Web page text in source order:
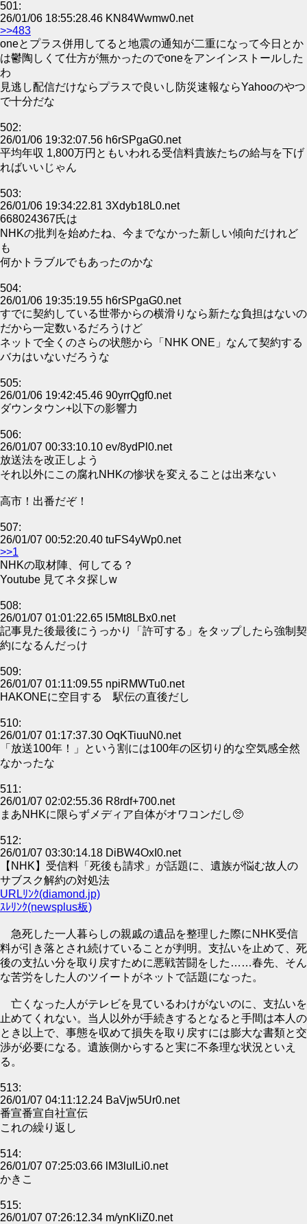
501:
26/01/06 18:55:28.46 KN84Wwmw0.net
>>483
oneとプラス併用してると地震の通知が二重になって今日とか
は鬱陶しくて仕方が無かったのでoneをアンインストールした
わ
見逃し配信だけならプラスで良いし防災速報ならYahooのやつ
で十分だな
502:
26/01/06 19:32:07.56 h6rSPgaG0.net
平均年収 1,800万円ともいわれる受信料貴族たちの給与を下げ
ればいいじゃん
503:
26/01/06 19:34:22.81 3Xdyb18L0.net
668024367氏は
NHKの批判を始めたね、今までなかった新しい傾向だけれど
も
何かトラブルでもあったのかな
504:
26/01/06 19:35:19.55 h6rSPgaG0.net
すでに契約している世帯からの横滑りなら新たな負担はないの
だから一定数いるだろうけど
ネットで全くのさらの状態から「NHK ONE」なんて契約する
バカはいないだろうな
505:
26/01/06 19:42:45.46 90yrrQgf0.net
ダウンタウン+以下の影響力
506:
26/01/07 00:33:10.10 ev/8ydPl0.net
放送法を改正しよう
それ以外にこの腐れNHKの惨状を変えることは出来ない
高市！出番だぞ！
507:
26/01/07 00:52:20.40 tuFS4yWp0.net
>>1
NHKの取材陣、何してる？
Youtube 見てネタ探しw
508:
26/01/07 01:01:22.65 l5Mt8LBx0.net
記事見た後最後にうっかり「許可する」をタップしたら強制契
約になるんだっけ
509:
26/01/07 01:11:09.55 npiRMWTu0.net
HAKONEに空目する 駅伝の直後だし
510:
26/01/07 01:17:37.30 OqKTiuuN0.net
「放送100年！」という割には100年の区切り的な空気感全然
なかったな
511:
26/01/07 02:02:55.36 R8rdf+700.net
まあNHKに限らずメディア自体がオワコンだし🥺
512:
26/01/07 03:30:14.18 DiBW4OxI0.net
【NHK】受信料「死後も請求」が話題に、遺族が悩む故人の
サブスク解約の対処法
URLﾘﾝｸ(diamond.jp)
ｽﾚﾘﾝｸ(newsplus板)
急死した一人暮らしの親戚の遺品を整理した際にNHK受信
料が引き落とされ続けていることが判明。支払いを止めて、死
後の支払い分を取り戻すために悪戦苦闘をした……春先、そん
な苦労をした人のツイートがネットで話題になった。
亡くなった人がテレビを見ているわけがないのに、支払いを
止めてくれない。当人以外が手続きするとなると手間は本人の
とき以上で、事態を収めて損失を取り戻すには膨大な書類と交
渉が必要になる。遺族側からすると実に不条理な状況といえ
る。
513:
26/01/07 04:11:12.24 BaVjw5Ur0.net
番宣番宣自社宣伝
これの繰り返し
514:
26/01/07 07:25:03.66 lM3lulLi0.net
かきこ
515:
26/01/07 07:26:12.34 m/ynKliZ0.net